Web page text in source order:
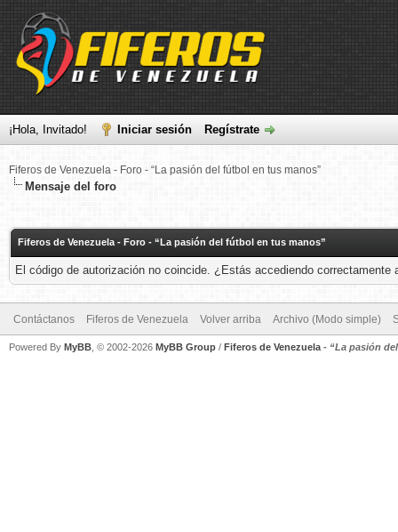
¡Hola, Invitado! Iniciar sesión Regístrate
Fiferos de Venezuela - Foro - “La pasión del fútbol en tus manos”
Mensaje del foro
Fiferos de Venezuela - Foro - “La pasión del fútbol en tus manos”
El código de autorización no coincide. ¿Estás accediendo
Contáctanos Fiferos de Venezuela Volver arriba Archivo (Modo simple)
Powered By MyBB , © 2002-2026 MyBB Group / Fiferos de Venezuela - “La pasión